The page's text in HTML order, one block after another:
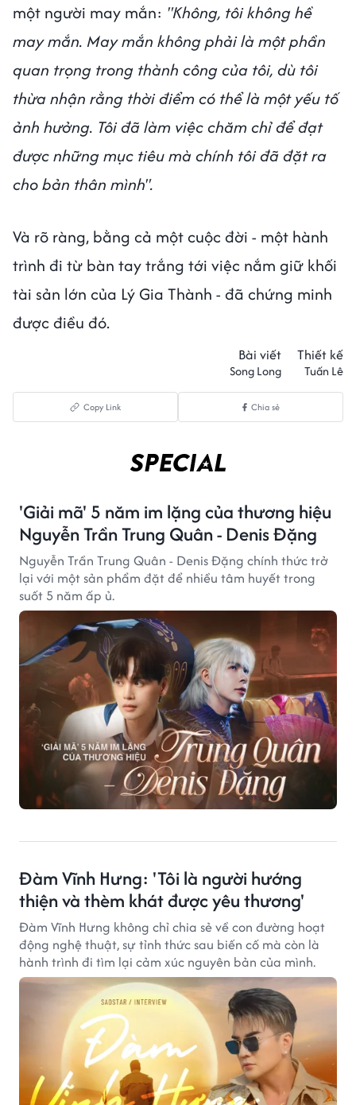
một người may mắn: "Không, tôi không hề
may mắn. May mắn không phải là một phần
quan trọng trong thành công của tôi, dù tôi
thừa nhận rằng thời điểm có thể là một yếu tố
ảnh hưởng. Tôi đã làm việc chăm chỉ để đạt
được những mục tiêu mà chính tôi đã đặt ra
cho bản thân mình".
Và rõ ràng, bằng cả một cuộc đời - một hành
trình đi từ bàn tay trắng tới việc nắm giữ khối
tài sản lớn của Lý Gia Thành - đã chứng minh
được điều đó.
Bài viết
Song Long
Thiết kế
Tuấn Lê
Copy Link Chia sẻ
'Giải mã' 5 năm im lặng của thương hiệu
Nguyễn Trần Trung Quân - Denis Đặng
Nguyễn Trần Trung Quân - Denis Đặng chính thức trở
lại với một sản phẩm đặt để nhiều tâm huyết trong
suốt 5 năm ấp ủ.
Đàm Vĩnh Hưng: 'Tôi là người hướng
thiện và thèm khát được yêu thương'
Đàm Vĩnh Hưng không chỉ chia sẻ về con đường hoạt
động nghệ thuật, sự tỉnh thức sau biến cố mà còn là
hành trình đi tìm lại cảm xúc nguyên bản của mình.